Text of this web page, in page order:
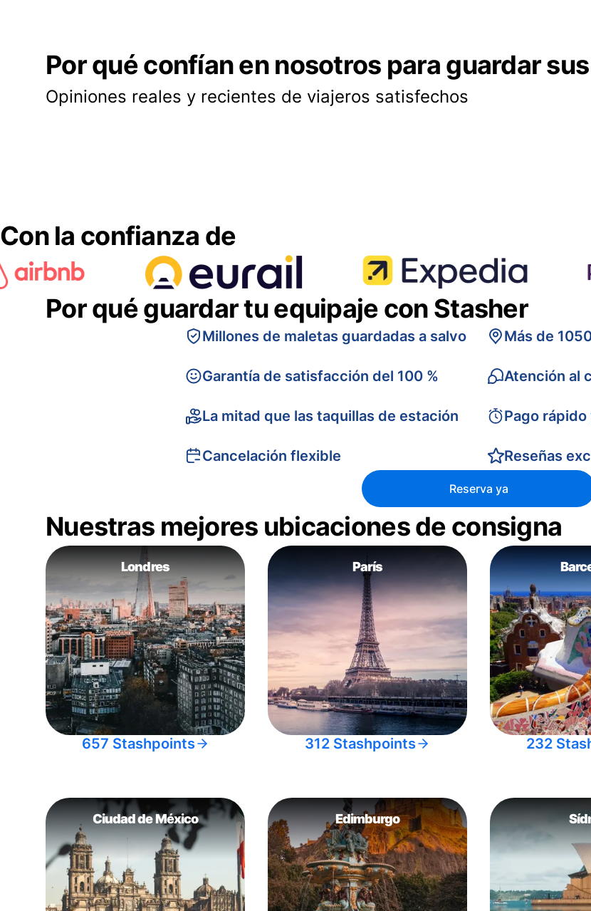
Por qué confían en nosotros para guardar
Opiniones reales y recientes de viajeros satisfechos
Con la confianza de
Por qué guardar tu equipaje con Stasher
Millones de maletas guardadas a salvo
Garantía de satisfacción del 100 %
La mitad que las taquillas de estación
Cancelación flexible
Más de
Atención al
Pago
Reseñas
Reserva ya
Nuestras mejores ubicaciones de consigna
Londres
657 Stashpoints
París
312 Stashpoints 232
Ciudad de México Edimburgo